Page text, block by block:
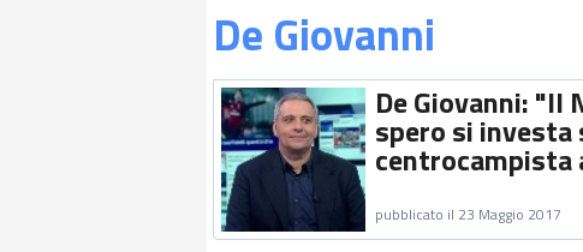
De Giovanni
De Giovanni: "Il
spero si investa
pubblicato il 23 Maggio 2017